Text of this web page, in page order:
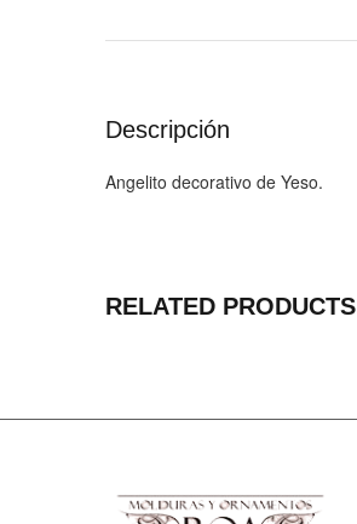
Descripción
Angelito decorativo de Yeso.
RELATED PRODUCTS